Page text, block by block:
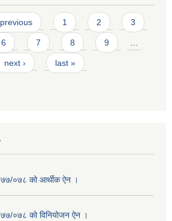
previous 1 2 3
6 7 8 9
next › last »
०७८ को आर्थीक ऐन ।
०७८ को विनियोजन ऐन ।